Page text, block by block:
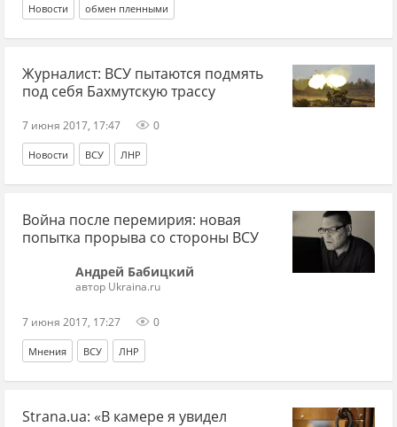
Новости обмен пленными
Журналист: ВСУ пытаются подмять
под себя Бахмутскую трассу
7 июня 2017, 17:47 0
Новости ВСУ ЛНР
Война после перемирия: новая
попытка прорыва со стороны ВСУ
Андрей Бабицкий
автор Ukraina.ru
7 июня 2017, 17:27 0
Мнения ВСУ ЛНР
Strana.ua: «В камере я увидел